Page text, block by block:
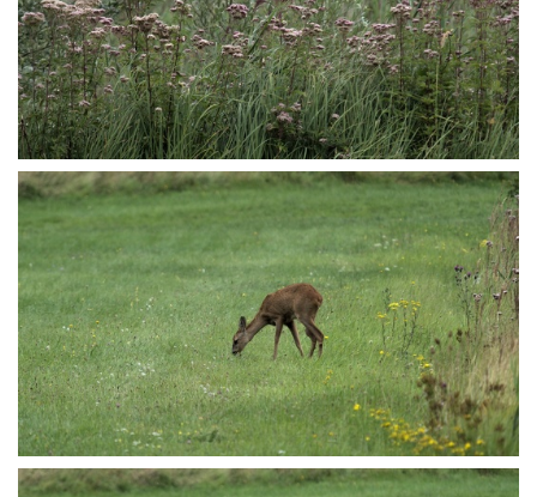
P8165640
P8165642